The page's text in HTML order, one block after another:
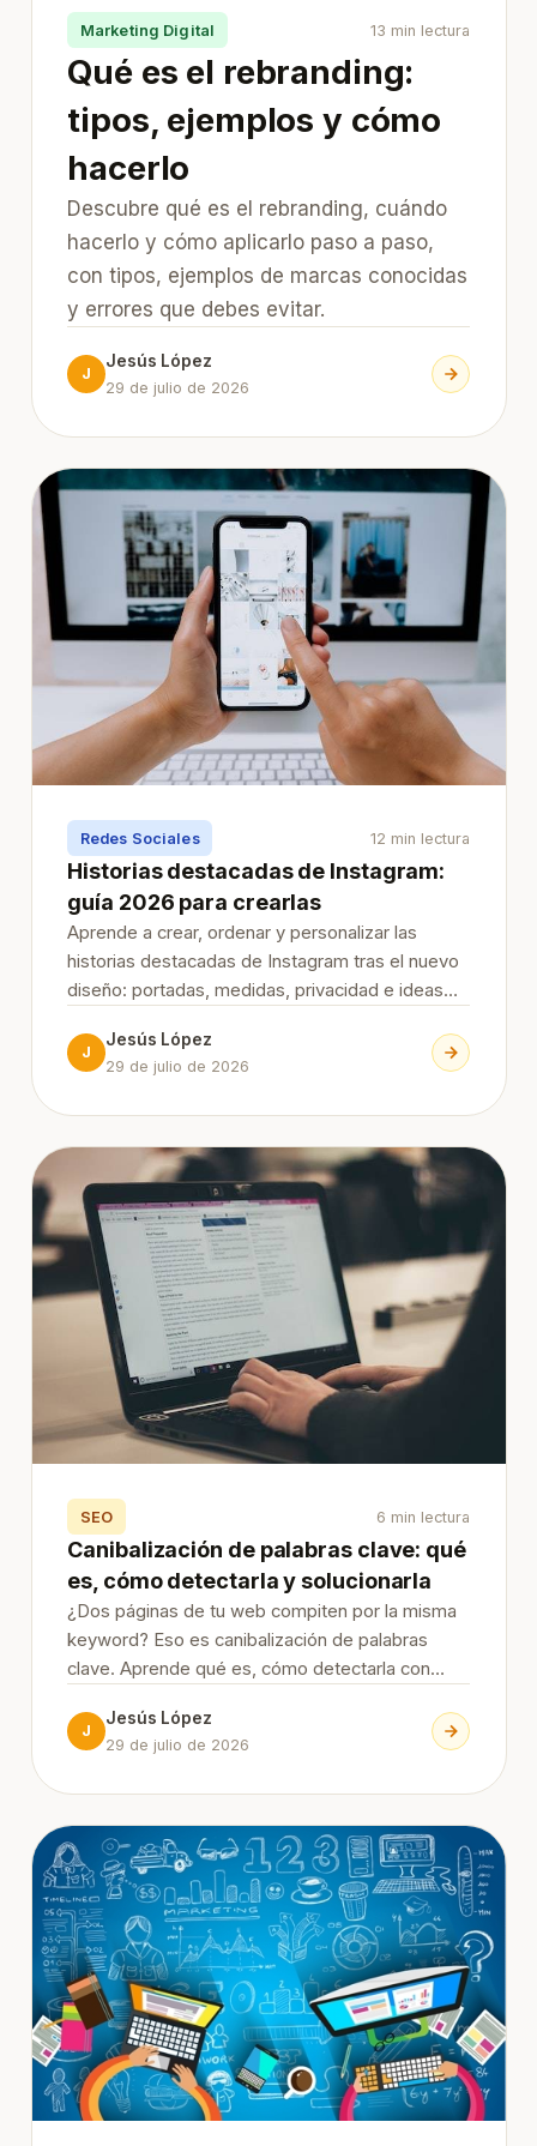
Marketing Digital 13 min lectura
Qué es el rebranding:
tipos, ejemplos y cómo
hacerlo
Descubre qué es el rebranding, cuándo
hacerlo y cómo aplicarlo paso a paso,
con tipos, ejemplos de marcas conocidas
y errores que debes evitar.
J
Jesús López
29 de julio de 2026
Redes Sociales 12 min lectura
Historias destacadas de Instagram:
guía 2026 para crearlas
Aprende a crear, ordenar y personalizar las
historias destacadas de Instagram tras el nuevo
diseño: portadas, medidas, privacidad e ideas
J
Jesús López
29 de julio de 2026
SEO 6 min lectura
Canibalización de palabras clave: qué
es, cómo detectarla y solucionarla
¿Dos páginas de tu web compiten por la misma
keyword? Eso es canibalización de palabras
clave. Aprende qué es, cómo detectarla con
evitarla) paso a paso.
J
Jesús López
29 de julio de 2026